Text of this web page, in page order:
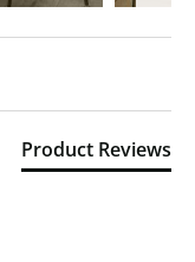
Product Reviews